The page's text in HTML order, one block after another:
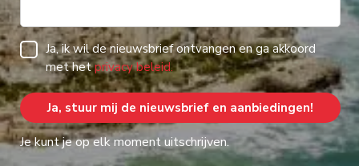
Ja, ik wil de nieuwsbrief ontvangen en ga akkoord
met hetprivacy beleid.
Je kunt je op elk moment uitschrijven.